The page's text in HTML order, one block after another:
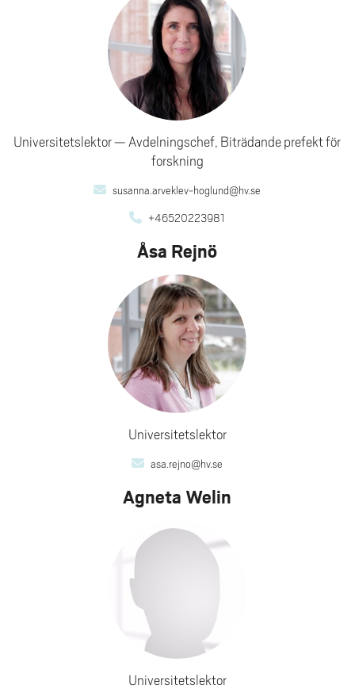
Universitetslektor
Avdelningschef, Biträdande prefekt för
forskning
susanna.arveklev-hoglund@hv.se
+46520223981
Åsa Rejnö
Universitetslektor
asa.rejno@hv.se
Agneta Welin
Universitetslektor